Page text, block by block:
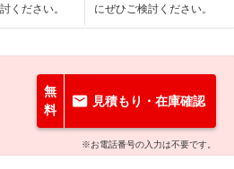
ください。
にぜひご検討ください。
無
料
見積もり・在庫確認
※お電話番号の入力は不要です。